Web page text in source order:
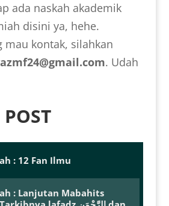
ada naskah akademik
disini ya, hehe.
mau kontak, silahkan
. Udah